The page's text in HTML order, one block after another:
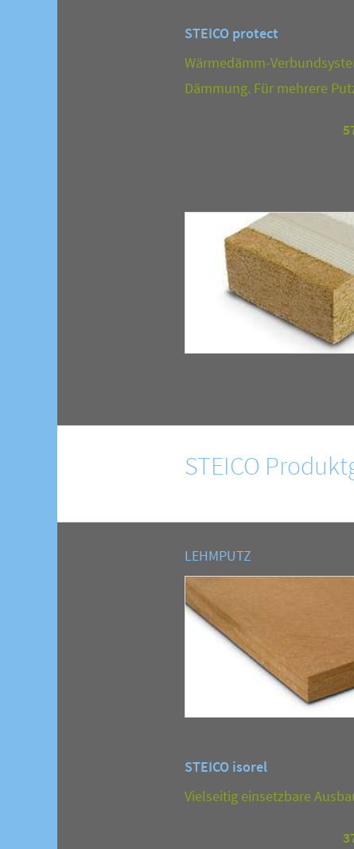
STEICO protect
Wärmedämm-
Dämmung. Für mehrere
STEICO
LEHMPUTZ
STEICO isorel
Vielseitig einsetzbare